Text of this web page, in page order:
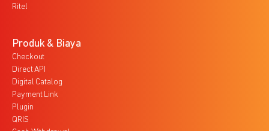
Ritel
Produk & Biaya
Checkout
Direct API
Digital Catalog
Payment Link
Plugin
QRIS